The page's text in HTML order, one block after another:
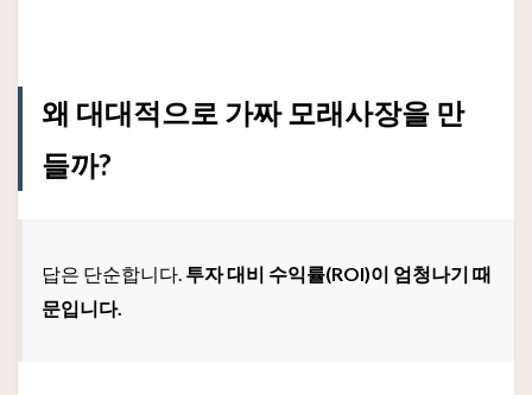
왜 대대적으로 가짜 모래사장을 만
들까?
답은 단순합니다. 투자 대비 수익률(ROI)이 엄청나기 때
문입니다.